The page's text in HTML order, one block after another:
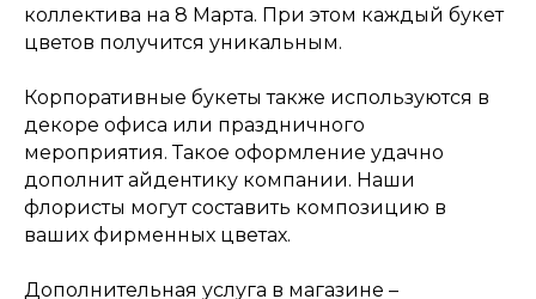
коллектива на 8 Марта. При этом каждый букет
цветов получится уникальным.
Корпоративные букеты также используются в
декоре офиса или праздничного
мероприятия. Такое оформление удачно
дополнит айдентику компании. Наши
флористы могут составить композицию в
ваших фирменных цветах.
Дополнительная услуга в магазине –